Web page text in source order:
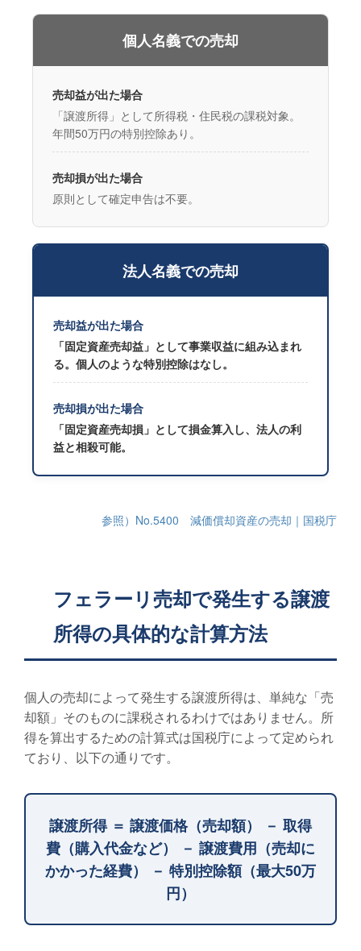
個人名義での売却
売却益が出た場合
「譲渡所得」として所得税・住民税の課税対象。
年間50万円の特別控除あり。
売却損が出た場合
原則として確定申告は不要。
法人名義での売却
売却益が出た場合
「固定資産売却益」として事業収益に組み込まれ
る。個人のような特別控除はなし。
売却損が出た場合
「固定資産売却損」として損金算入し、法人の利
益と相殺可能。
参照）No.5400 減価償却資産の売却｜国税庁
フェラーリ売却で発生する譲渡
所得の具体的な計算方法
個人の売却によって発生する譲渡所得は、単純な「売
却額」そのものに課税されるわけではありません。所
得を算出するための計算式は国税庁によって定められ
ており、以下の通りです。
譲渡所得 ＝ 譲渡価格（売却額） － 取得
費（購入代金など） － 譲渡費用（売却に
かかった経費） － 特別控除額（最大50万
円）